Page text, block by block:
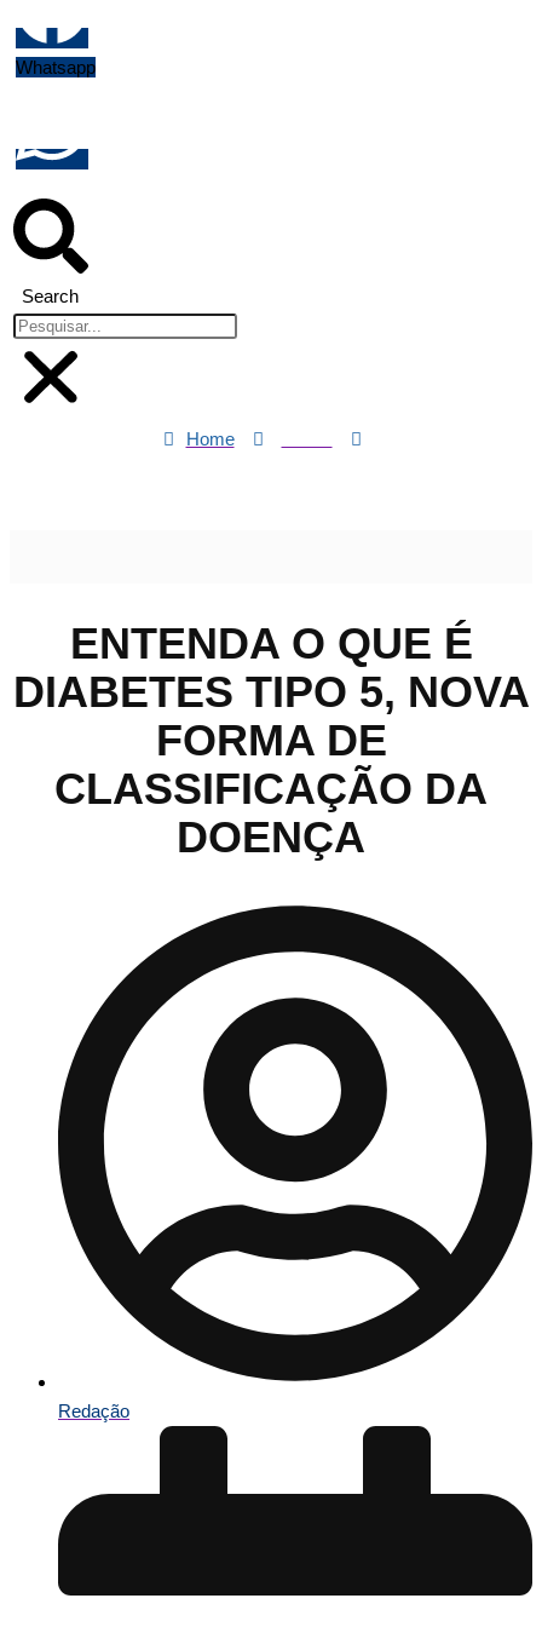
Whatsapp
Search
Home
ENTENDA O QUE É
DIABETES TIPO 5, NOVA
FORMA DE
CLASSIFICAÇÃO DA
DOENÇA
Redação